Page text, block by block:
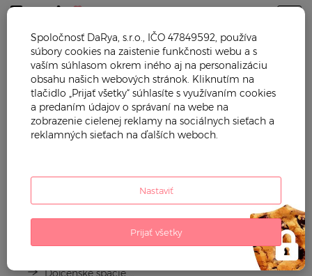
Trendy mama Dojčenské oblečenie
DOJČENSKÉ OBLEČENIE
Zavinovačky
Dojčenské spacie vaky
Spoločnosť DaRya, s.r.o., IČO 47849592, používa
súbory cookies na zaistenie funkčnosti webu a s
vaším súhlasom okrem iného aj na personalizáciu
obsahu našich webových stránok. Kliknutím na
tlačidlo „Prijať všetky“ súhlasíte s využívaním cookies
a predaním údajov o správaní na webe na
zobrazenie cielenej reklamy na sociálnych sieťach a
reklamných sieťach na ďalších weboch.
Nastaviť
Prijať všetky